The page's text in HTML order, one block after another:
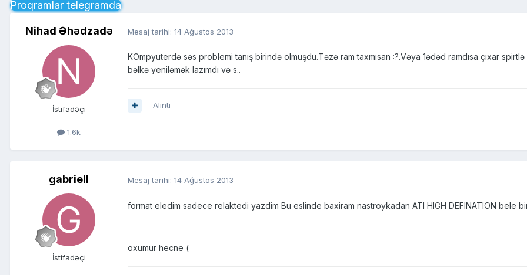
Proqramlar telegramda
Nihad Əhədzadə
İstifadəçi
1.6k
Mesaj tarihi: 14 Ağustos 2013
KOmpyuterdə səs problemi tanış birində olmuşdu.Təzə ram taxmısan :?.Vəya 1ədəd ramdısa çıxar
bəlkə yeniləmək lazımdı və s..
Alıntı
gabriell
İstifadəçi
Mesaj tarihi: 14 Ağustos 2013
format eledim sadece relaktedi yazdim Bu eslinde baxiram nastroykadan ATI HIGH DEFINATION bele
oxumur hecne (